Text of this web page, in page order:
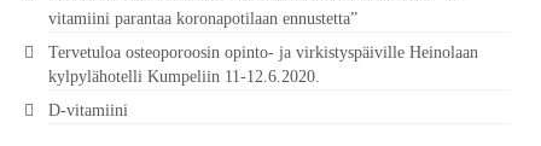
vitamiini parantaa koronapotilaan ennustetta”
Tervetuloa osteoporoosin opinto- ja virkistyspäiville Heinolaan
kylpylähotelli Kumpeliin 11-12.6.2020.
D-vitamiini